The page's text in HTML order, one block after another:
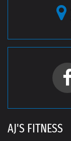
AJ'S FITNESS